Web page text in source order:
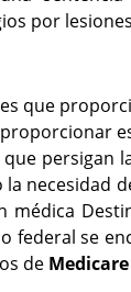
por
que
persigan
necesidad
federal se
de Medicare